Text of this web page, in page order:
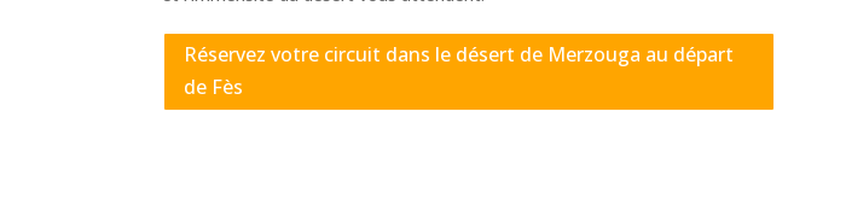
Réservez votre circuit dans le désert de Merzouga au départ
de Fès